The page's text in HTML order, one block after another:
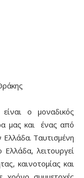
ο μοναδικός
μας και ένας από
Ελλάδα. Ταυτισμένη
λειτουργεί
καινοτομίας και